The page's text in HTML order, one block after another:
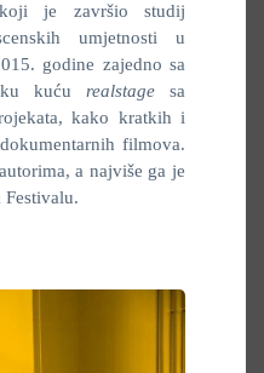
je završio studij
umjetnosti u
godine zajedno sa
kuću realstage sa
kako kratkih i
filmova.
a najviše ga je